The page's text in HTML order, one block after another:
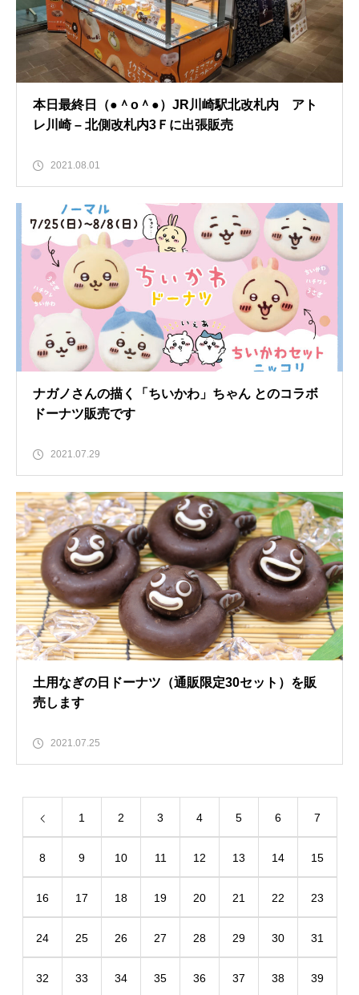
本日最終日（●＾o＾●）JR川崎駅北改札内 アト
レ川崎 – 北側改札内3Ｆに出張販売
2021.08.01
ナガノさんの描く「ちいかわ」ちゃん とのコラボ
ドーナツ販売です
2021.07.29
土用なぎの日ドーナツ（通販限定30セット）を販
売します
2021.07.25
1 2 3 4 5 6 7
8 9 10 11 12 13 14 15
16 17 18 19 20 21 22 23
24 25 26 27 28 29 30 31
32 33 34 35 36 37 38 39